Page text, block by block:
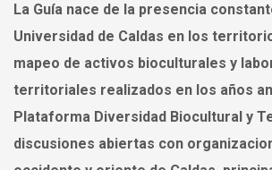
La Guía nace de la presencia
Universidad de Caldas en los
mapeo de activos bioculturales y
territoriales realizados en los años
Plataforma Diversidad Biocultural y
discusiones abiertas con